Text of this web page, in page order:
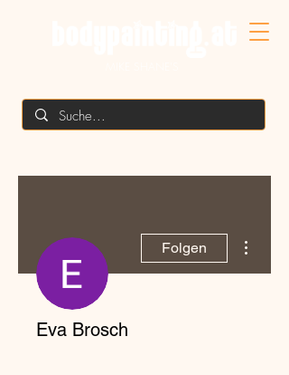
Folgen
Eva Brosch